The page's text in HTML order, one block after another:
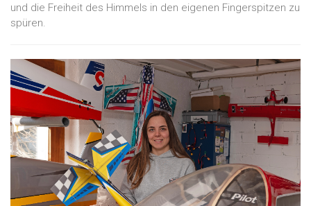
und die Freiheit des Himmels in den eigenen Fingerspitzen zu
spüren.